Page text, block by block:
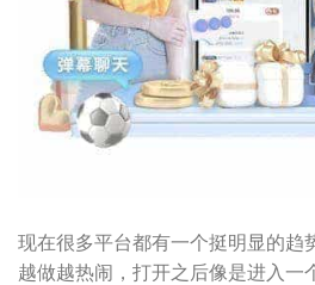
现在很多平台都有一个挺明显的趋
越做越热闹，打开之后像是进入一